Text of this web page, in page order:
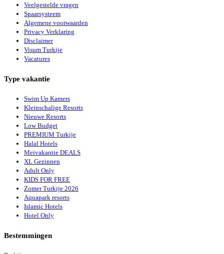
Veelgestelde vragen
Spaarsysteem
Algemene voorwaarden
Privacy Verklaring
Disclaimer
Visum Turkije
Vacatures
Type vakantie
Swim Up Kamers
Kleinschalige Resorts
Nieuwe Resorts
Low Budget
PREMIUM Turkije
Halal Hotels
Meivakantie DEALS
XL Gezinnen
Adult Only
KIDS FOR FREE
Zomer Turkije 2026
Aquapark resorts
Islamic Hotels
Hotel Only
Bestemmingen